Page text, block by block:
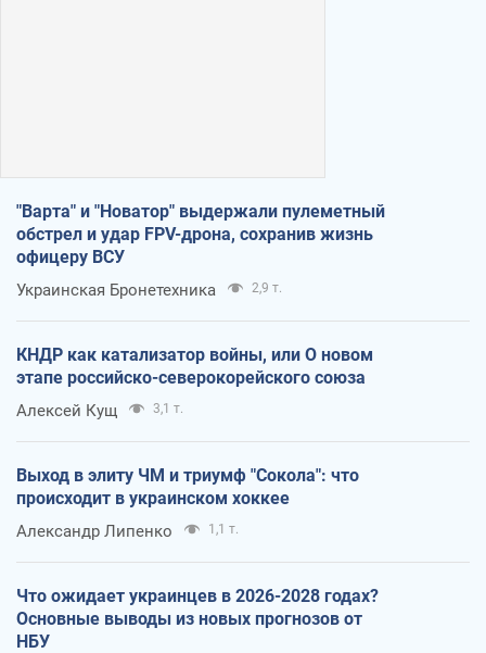
"Варта" и "Новатор" выдержали пулеметный
обстрел и удар FPV-дрона, сохранив жизнь
офицеру ВСУ
Украинская Бронетехника 2,9 т.
КНДР как катализатор войны, или О новом
этапе российско-северокорейского союза
Алексей Кущ 3,1 т.
Выход в элиту ЧМ и триумф "Сокола": что
происходит в украинском хоккее
Александр Липенко 1,1 т.
Что ожидает украинцев в 2026-2028 годах?
Основные выводы из новых прогнозов от
НБУ